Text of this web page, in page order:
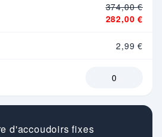
282,00 €
374,00 €
2,99 €
d'accoudoirs fixes